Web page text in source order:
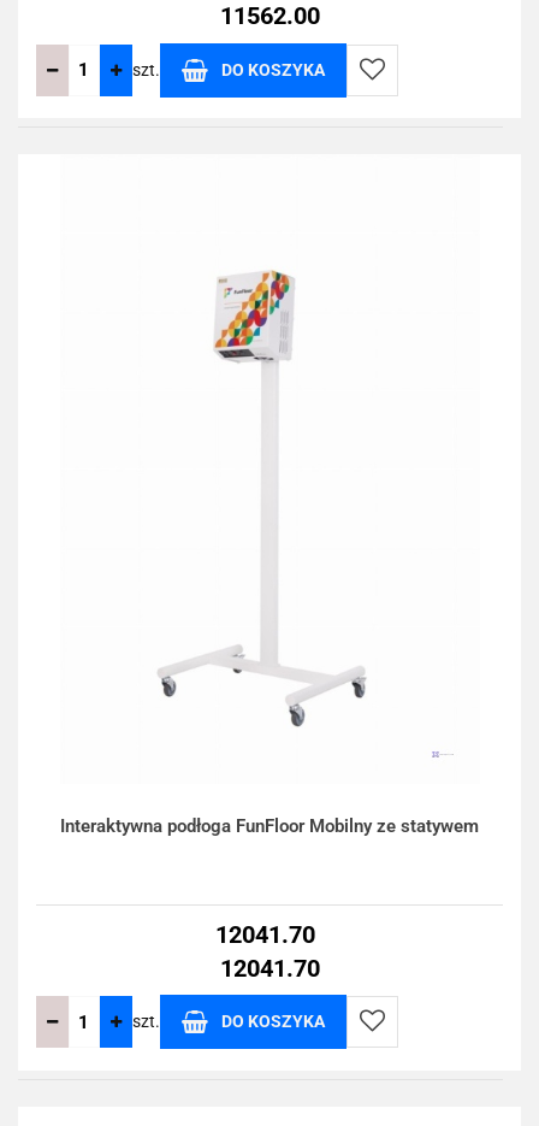
11562.00
szt. DO KOSZYKA
Do
Interaktywna podłoga FunFloor Mobilny ze statywem
12041.70
12041.70
szt. DO KOSZYKA
Do